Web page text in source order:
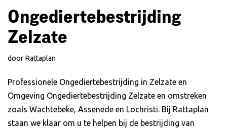
Ongediertebestrijding
Zelzate
door Rattaplan
Professionele Ongediertebestrijding in Zelzate en
Omgeving Ongediertebestrijding Zelzate en omstreken
zoals Wachtebeke, Assenede en Lochristi. Bij Rattaplan
staan we klaar om u te helpen bij de bestrijding van